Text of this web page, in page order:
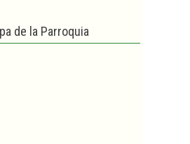
de la Parroquia